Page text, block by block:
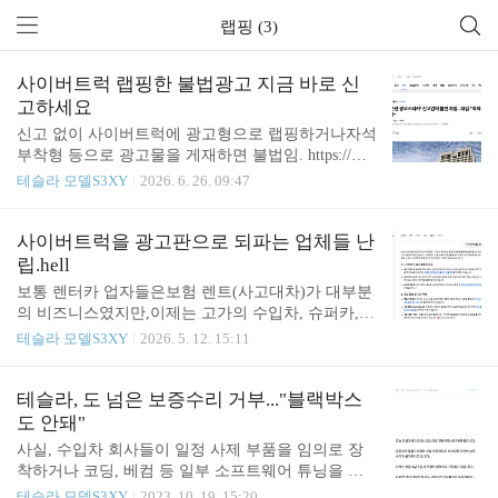
랩핑 (3)
사이버트럭 랩핑한 불법광고 지금 바로 신
고하세요
신고 없이 사이버트럭에 광고형으로 랩핑하거나자석
부착형 등으로 광고물을 게재하면 불법임. https://mer
itocrat.tistory.com/2209 사이버트럭을 광고판으로 되
가의 수입차, 슈퍼카, 기타 특수차량 등을 사 놓고이
걸 보험 대차 뿐만 아니라촬영용 소품차량, 영상 협
업, 일상meritocrat.tistory.com 교통수단형 옥외광고에
해당되어 신고 또는 허가 사안임.(사업용 차량은 허
가 득, 그 외는 신고) 창문 제외 전체 면적의 1/2 이하
단순히 스티커형 이런 것도 신고 또는 허가 없었으면
리면 벌금 500만원 이하 (참고로; 창문까지 덮..
테슬라 모델S3XY 2026. 6. 26. 09:47
사이버트럭을 광고판으로 되파는 업체들 난
립.hell
보통 렌터카 업자들은보험 렌트(사고대차)가 대부분
의 비즈니스였지만,이제는 고가의 수입차, 슈퍼카,
기타 특수차량 등을 사 놓고이걸 보험 대차 뿐만 아
업체들이 올해 초부터 우후죽순... 생겨남 출장, 여행,
의전 등에 사용되기도 하고연예인 협찬 등을 할 때에
도 업자들이 끼는 경우도 있음. 그리고 이제는 사이
버트럭 이미지 망치는그들의 먹잇감이 되고 있음. 사
이버트럭을 달리는 광고판으로 셋팅하고,이를 통해
테슬라 모델S3XY 2026. 5. 12. 15:11
테슬라, 도 넘은 보증수리 거부..."블랙박스
도 안돼"
사실, 수입차 회사들이 일정 사제 부품을 임의로 장
착하거나 코딩, 베컴 등 일부 소프트웨어 튜닝을 한
차량의 경우 보증수리를 거부하는 일이 종종 있다.